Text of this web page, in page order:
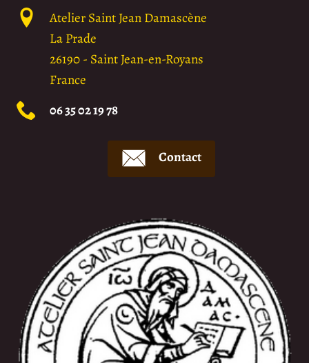
Atelier Saint Jean Damascène
La Prade
26190- Saint Jean-en-Royans
France
06 35 02 19 78
Contact